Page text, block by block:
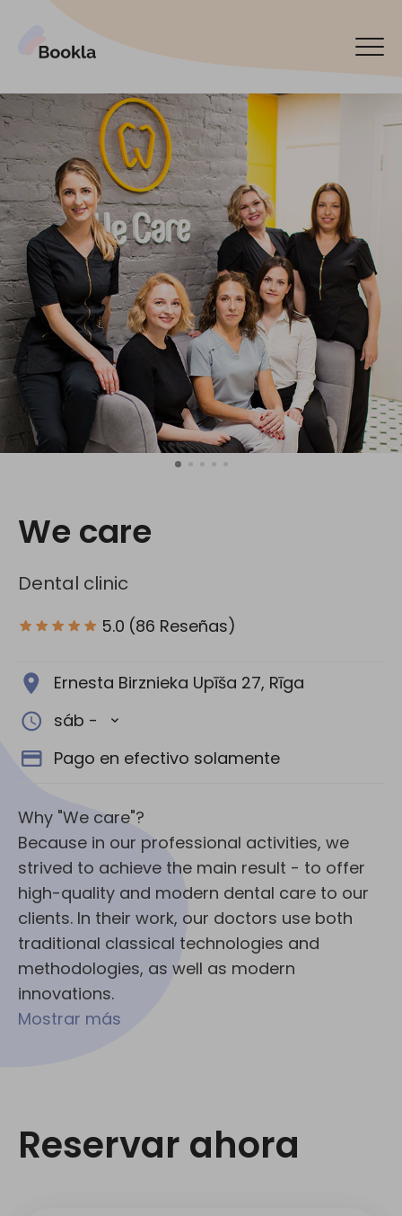
We care
Dental clinic
5.0 (86 Reseñas)
Ernesta Birznieka Upīša 27, Rīga
sáb -
Pago en efectivo solamente
Why "We care"?
Because in our professional activities, we
strived to achieve the main result - to offer
high-quality and modern dental care to our
clients. In their work, our doctors use both
traditional classical technologies and
methodologies, as well as modern
innovations.
Mostrar más
Reservar ahora
Bookla Platform
Reservar ahora
English
Latviski
По-русски
Redes Sociales: